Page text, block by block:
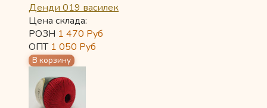
Денди 019 василек
Цена склада:
РОЗН 1 470 Руб
ОПТ 1 050 Руб